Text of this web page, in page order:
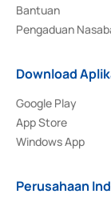
Bantuan
Pengaduan
Download
Google Play
App Store
Windows App
Perusahaan